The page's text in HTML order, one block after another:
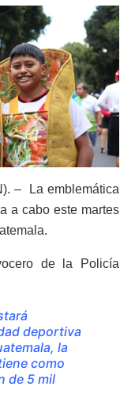
– La emblemática
a cabo este martes
de la Policía
deportiva
la
como
de 5 mil